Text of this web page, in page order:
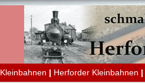
Kleinbahnen | Herforder Kleinbahnen |